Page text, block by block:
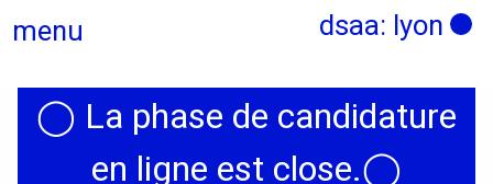
menu dsaa: lyon
Actualités
◯ La phase de candidature
en ligne est close.◯